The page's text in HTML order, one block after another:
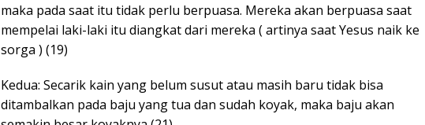
maka pada saat itu tidak perlu berpuasa. Mereka akan berpuasa saat
mempelai laki-laki itu diangkat dari mereka ( artinya saat Yesus naik ke
sorga ) (19)
Kedua: Secarik kain yang belum susut atau masih baru tidak bisa
ditambalkan pada baju yang tua dan sudah koyak, maka baju akan